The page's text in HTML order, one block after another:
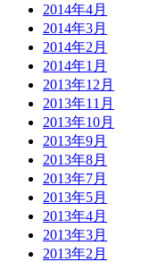
2014年4月
2014年3月
2014年2月
2014年1月
2013年12月
2013年11月
2013年10月
2013年9月
2013年8月
2013年7月
2013年5月
2013年4月
2013年3月
2013年2月